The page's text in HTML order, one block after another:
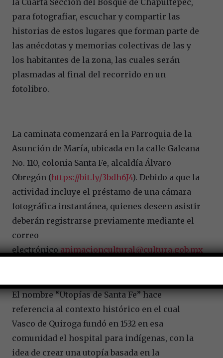
para fotografiar, escuchar y compartir las
historias de estos lugares que forman parte de
las anécdotas y memorias colectivas de las y
los habitantes de la zona, las cuales serán
plasmadas al final del recorrido en un
fotolibro.
La caminata comenzará en la Parroquia de la
Asunción de María, ubicada en la calle Galeana
No. 110, colonia Santa Fe, alcaldía Álvaro
Obregón (https://bit.ly/3bdh6J4). Debido a que la
actividad incluye el préstamo de una cámara
fotográfica instantánea, quienes deseen asistir
deberán registrarse previamente mediante el
correo
electrónicoanimacioncultural@cultura.gob.mx
El nombre “Utopías de Santa Fe” hace
referencia al contexto histórico en el cual
Vasco de Quiroga fundó en 1532 en esa
comunidad el hospital para indígenas, con la
idea de crear una utopía basada en la